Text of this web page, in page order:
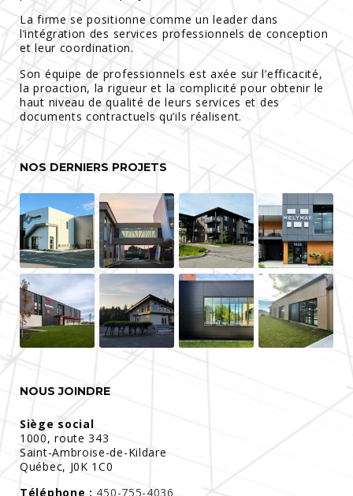
La firme se positionne comme un leader dans
l’intégration des services professionnels de conception
et leur coordination.
Son équipe de professionnels est axée sur l’efficacité,
la proaction, la rigueur et la complicité pour obtenir le
haut niveau de qualité de leurs services et des
documents contractuels qu’ils réalisent.
NOS DERNIERS PROJETS
NOUS JOINDRE
Siège social
1000, route 343
Saint-Ambroise-de-Kildare
Québec, J0K 1C0
Téléphone : 450-755-4036